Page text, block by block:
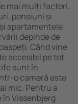
mai mulți factori.
pensiuni și
apartamentele
depinde de
Când vine
accesibil pe tot
sunt în
o cameră este
mic. Pentru a
în Vissenbjerg